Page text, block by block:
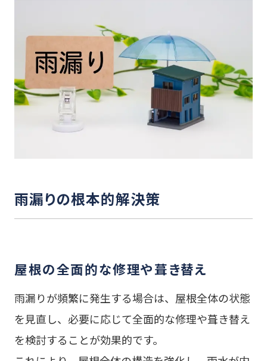
雨漏りの根本的解決策
屋根の全面的な修理や葺き替え
雨漏りが頻繁に発生する場合は、屋根全体の状態
を見直し、必要に応じて全面的な修理や葺き替え
を検討することが効果的です。